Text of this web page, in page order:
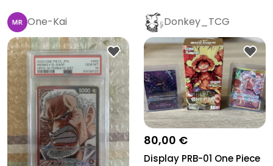
One-Kai Donkey_TCG
80,00 €
Display PRB-01 One Piece